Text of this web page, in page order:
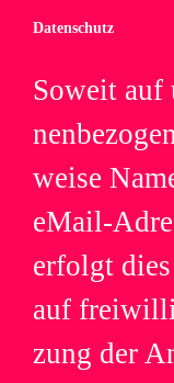
Daten­schutz
Soweit auf
weise
eMail-
erfolgt
auf
zung der